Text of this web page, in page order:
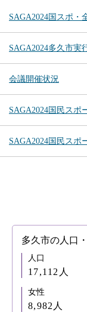
SAGA2024国スポ・
SAGA2024多久市実
会議開催状況
SAGA2024国民スポ
SAGA2024国民スポ
多久市の人口
人口
17,112人
女性
8,982人